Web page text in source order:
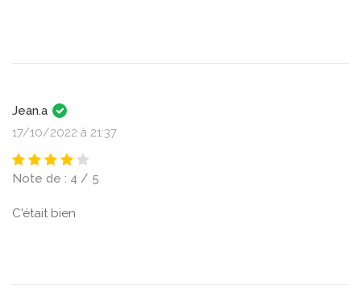
Jean.a
17/10/2022 à 21:37
Note de : 4 / 5
C'était bien